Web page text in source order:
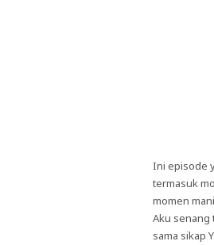
Ini episode
termasuk
momen
Aku senang
sama sikap